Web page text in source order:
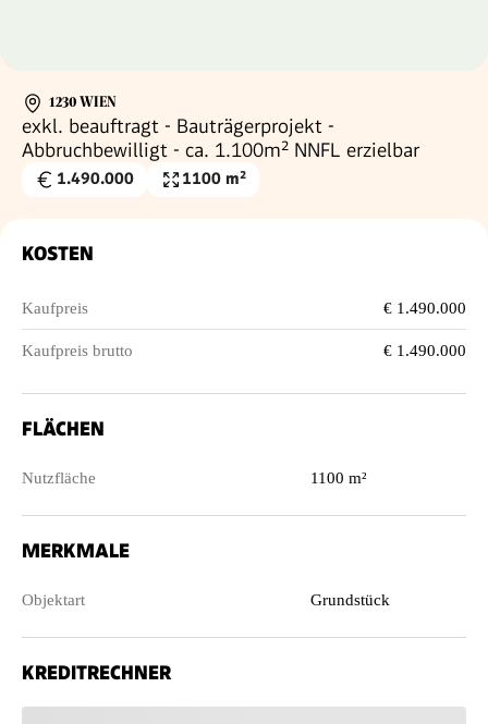
1230 WIEN
exkl. beauftragt - Bauträgerprojekt -
Abbruchbewilligt - ca. 1.100m² NNFL erzielbar
Kaufpreis
1.490.000
Nutzfläche
1100 m²
KOSTEN
Kaufpreis € 1.490.000
Kaufpreis brutto € 1.490.000
FLÄCHEN
Nutzfläche 1100 m²
MERKMALE
Objektart Grundstück
KREDITRECHNER